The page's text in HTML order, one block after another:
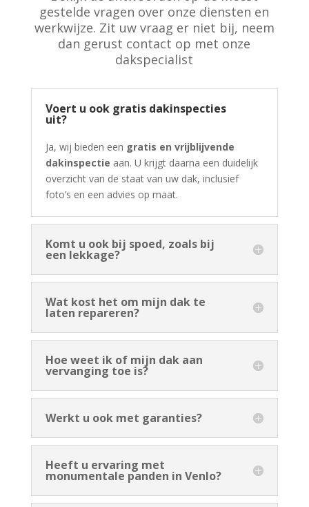
gestelde vragen over onze diensten en
werkwijze. Zit uw vraag er niet bij, neem
dan gerust contact op met onze
dakspecialist
Voert u ook gratis dakinspecties
uit?
Ja, wij bieden een gratis en vrijblijvende
dakinspectie aan. U krijgt daarna een duidelijk
overzicht van de staat van uw dak, inclusief
foto’s en een advies op maat.
Komt u ook bij spoed, zoals bij
een lekkage?
Wat kost het om mijn dak te
laten repareren?
Hoe weet ik of mijn dak aan
vervanging toe is?
Werkt u ook met garanties?
Heeft u ervaring met
monumentale panden in Venlo?